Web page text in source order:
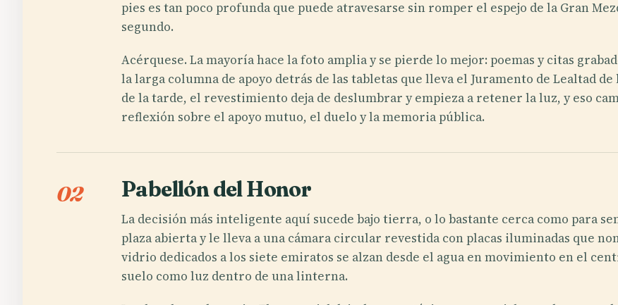
pies es tan poco profunda que puede atravesarse sin romper el espejo de la Gran
segundo.
Acérquese. La mayoría hace la foto amplia y se pierde lo mejor: poemas y citas
la larga columna de apoyo detrás de las tabletas que lleva el Juramento de Lealtad
de la tarde, el revestimiento deja de deslumbrar y empieza a retener la luz, y eso
reflexión sobre el apoyo mutuo, el duelo y la memoria pública.
02 Pabellón del Honor
La decisión más inteligente aquí sucede bajo tierra, o lo bastante cerca como para
plaza abierta y le lleva a una cámara circular revestida con placas iluminadas que
vidrio dedicados a los siete emiratos se alzan desde el agua en movimiento en el
suelo como luz dentro de una linterna.